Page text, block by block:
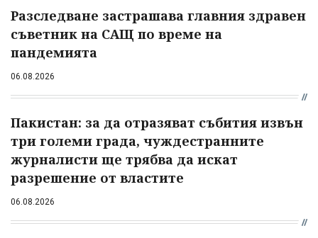
Разследване застрашава главния здравен
съветник на САЩ по време на
пандемията
06.08.2026
Пакистан: за да отразяват събития извън
три големи града, чуждестранните
журналисти ще трябва да искат
разрешение от властите
06.08.2026